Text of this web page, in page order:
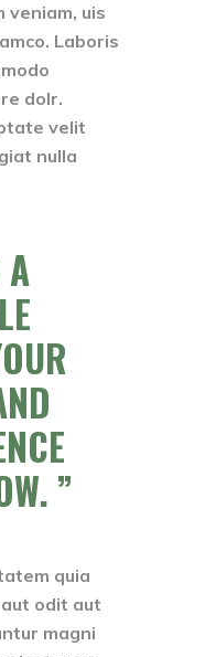
veniam, uis
Laboris
dolr.
velit
nulla
quia
odit aut
magni